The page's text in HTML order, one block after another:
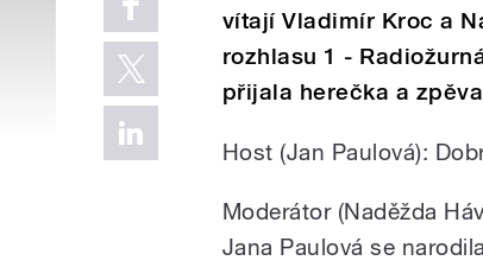
vítají Vladimír Kroc a
rozhlasu 1 -
přijala herečka a
Host (Jan Paulová):
Moderátor (Naděžda
Jana Paulová se